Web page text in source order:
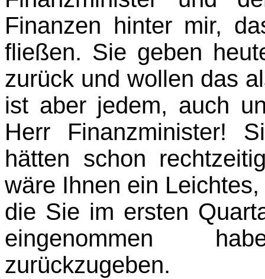
Finanzen hinter mir,
fließen. Sie geben
zurück und wollen das
ist aber jedem, auch
Herr Finanzminister!
hätten schon
wäre Ihnen ein
die Sie im ersten
eingenommen
zurückzugeben.